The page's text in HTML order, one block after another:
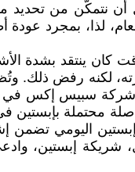
أن نتمكّن من
بمجرد عودة
كان ينتقد بشدة
جزيرته، لكنه رفض
محتملة بإبستين
إبستين،